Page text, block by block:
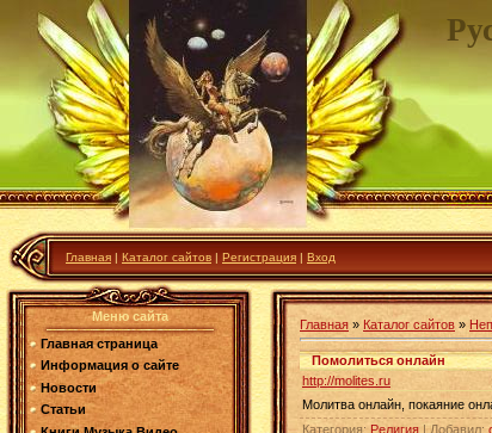
Главная | Каталог сайтов | Регистрация | Вход
Меню сайта
Главная страница
Информация о сайте
Новости
Статьи
Главная » Каталог сайтов »
Помолиться онлайн
http://molites.ru
Молитва онлайн, покаяние
Категория: Религия |Добавил: